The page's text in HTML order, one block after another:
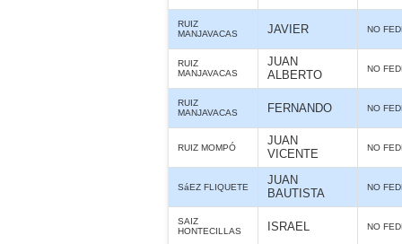
RUIZ
MANJAVACAS
JAVIER NO
RUIZ
MANJAVACAS
JUAN
ALBERTO
NO
RUIZ
MANJAVACAS
FERNANDO NO
RUIZ MOMPÓ
JUAN
VICENTE
NO
SáEZ FLIQUETE
JUAN
BAUTISTA
NO
SAIZ
HONTECILLAS
ISRAEL NO